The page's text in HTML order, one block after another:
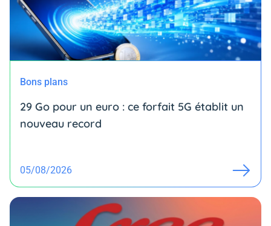
Bons plans
29 Go pour un euro : ce forfait 5G établit un
nouveau record
05/08/2026